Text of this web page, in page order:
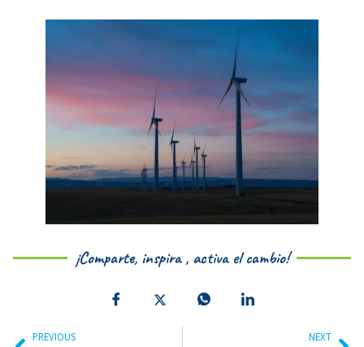
¡Comparte, inspira , activa el cambio!
PREVIOUS
NEXT